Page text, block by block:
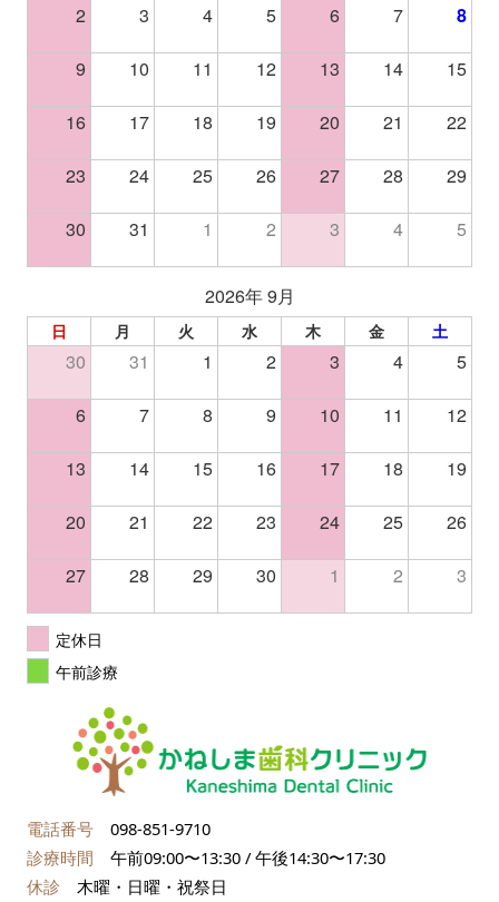
2 3 4 5 6 7 8
9 10 11 12 13 14 15
16 17 18 19 20 21 22
23 24 25 26 27 28 29
30 31 1 2 3 4 5
2026年 9月
日 月 火 水 木 金 土
30 31 1 2 3 4 5
6 7 8 9 10 11 12
13 14 15 16 17 18 19
20 21 22 23 24 25 26
27 28 29 30 1 2 3
定休日
午前診療
電話番号
098-851-9710
診療時間 午前09:00〜13:30 / 午後14:30〜17:30
休診 木曜・日曜・祝祭日